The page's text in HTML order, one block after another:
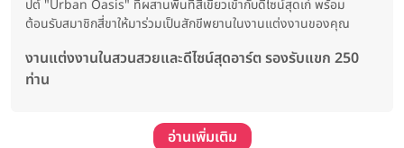
ปต์ "Urban Oasis" ที่ผสานพื้นที่สีเขียวเข้ากับดีไซน์สุดเก๋ พร้อม
ต้อนรับสมาชิกสี่ขาให้มาร่วมเป็นสักขีพยานในงานแต่งงานของคุณ
งานแต่งงานในสวนสวยและดีไซน์สุดอาร์ต รองรับแขก 250
ท่าน
อ่านเพิ่มเติม